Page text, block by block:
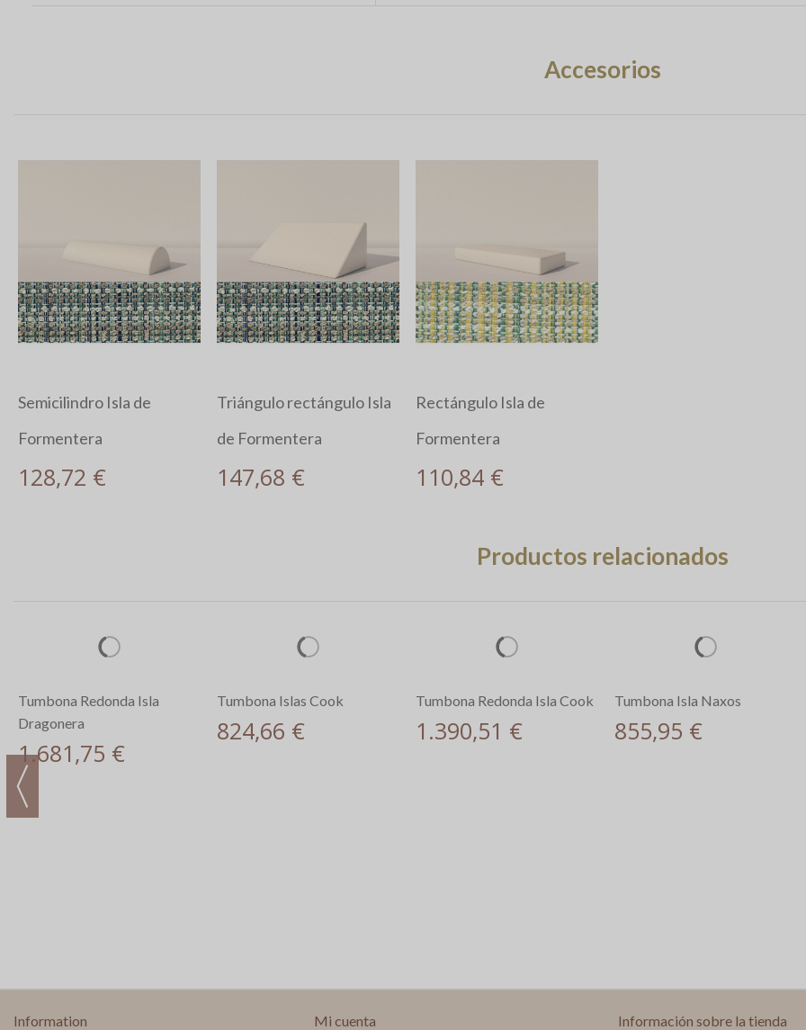
Accesorios
Semicilindro Isla de
Formentera
128,72 €
Triángulo rectángulo Isla
de Formentera
147,68 €
Rectángulo Isla de
Formentera
110,84 €
Productos relacionados
Tumbona Redonda Isla Cook
1.390,51 €
Tumbona Isla Naxos
855,95 €
Information Mi cuenta Información sobre la tienda